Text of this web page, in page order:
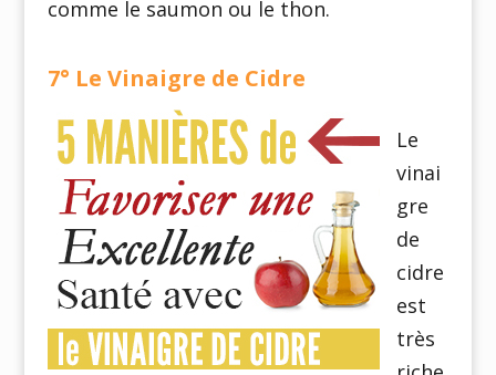
comme le saumon ou le thon.
7° Le Vinaigre de Cidre
Le
vinai
gre
de
cidre
est
très